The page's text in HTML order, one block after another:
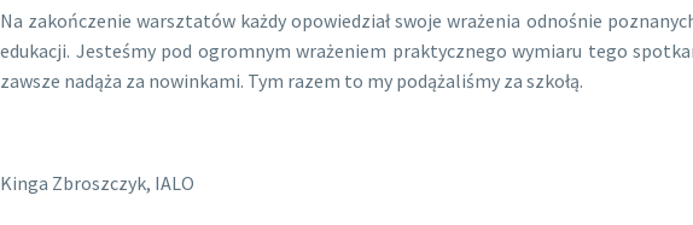
Na zakończenie warsztatów każdy opowiedział swoje wrażenia odnośnie
edukacji. Jesteśmy pod ogromnym wrażeniem praktycznego wymiaru tego
zawsze nadąża za nowinkami. Tym razem to my podążaliśmy za szkołą.
Kinga Zbroszczyk, IALO